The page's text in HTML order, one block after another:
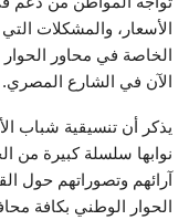
الأسعار، والمشكلات
الخاصة في محاور
الآن في الشارع المصري.
يذكر أن تنسيقية شباب
نوابها سلسلة كبيرة من
آرائهم وتصوراتهم حول
الحوار الوطني بكافة